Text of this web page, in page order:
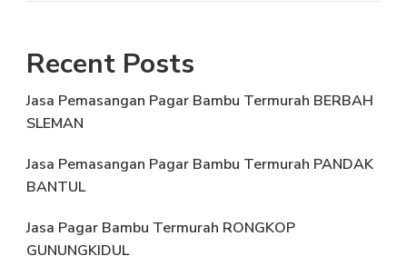
Recent Posts
Jasa Pemasangan Pagar Bambu Termurah BERBAH
SLEMAN
Jasa Pemasangan Pagar Bambu Termurah PANDAK
BANTUL
Jasa Pagar Bambu Termurah RONGKOP
GUNUNGKIDUL